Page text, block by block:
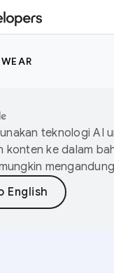
WEAR
teknologi AI
konten ke dalam